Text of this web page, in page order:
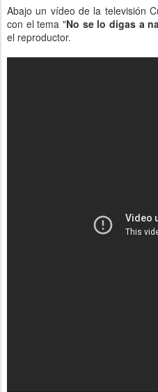
Abajo un vídeo de la televisión
con el tema "No se lo digas a
el reproductor.